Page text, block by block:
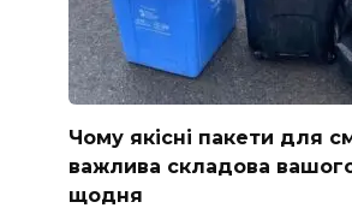
Чому якісні пакети для
важлива складова
щодня